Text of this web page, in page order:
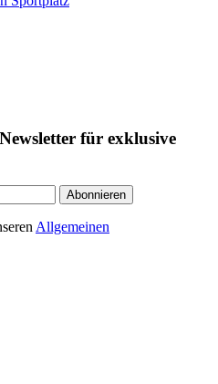
für exklusive
Abonnieren
Allgemeinen